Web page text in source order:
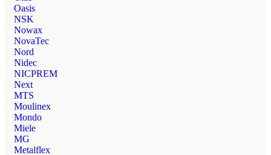
Oasis
NSK
Nowax
NovaTec
Nord
Nidec
NICPREM
Next
MTS
Moulinex
Mondo
Miele
MG
Metalflex